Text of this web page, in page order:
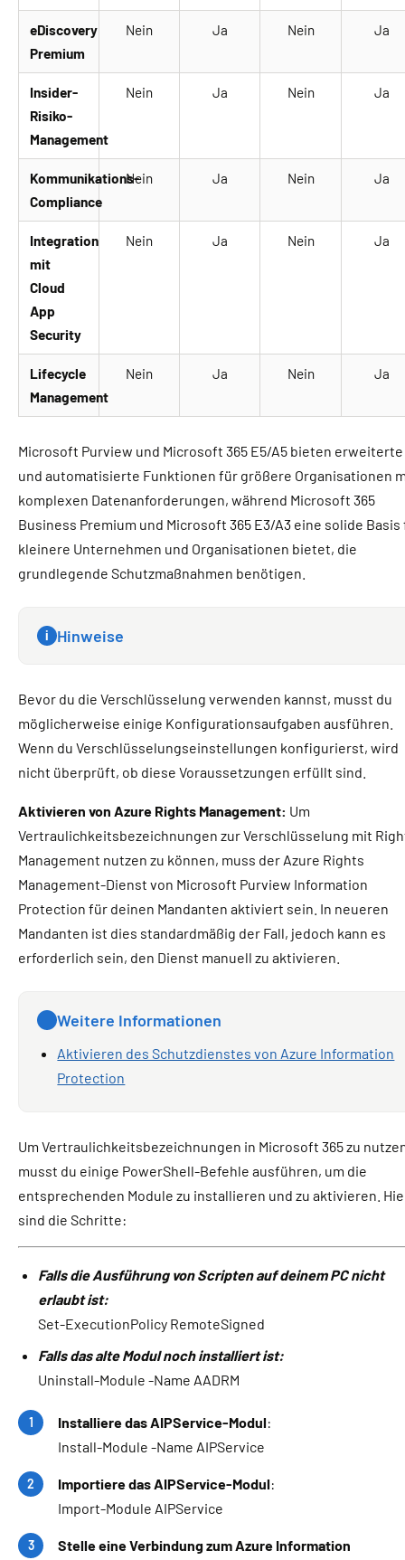
eDiscovery
Premium
Nein Ja Nein Ja
Insider-
Risiko-
Management
Nein Ja Nein Ja
Kommunikations-
Compliance
Nein Ja Nein Ja
Integration
mit
Cloud
App
Security
Nein Ja Nein Ja
Lifecycle
Management
Nein Ja Nein Ja
Microsoft Purview und Microsoft 365 E5/A5 bieten erweiterte
und automatisierte Funktionen für größere Organisationen
komplexen Datenanforderungen, während Microsoft 365
Business Premium und Microsoft 365 E3/A3 eine solide Basis
kleinere Unternehmen und Organisationen bietet, die
grundlegende Schutzmaßnahmen benötigen.
i Hinweise
Bevor du die Verschlüsselung verwenden kannst, musst du
möglicherweise einige Konfigurationsaufgaben ausführen.
Wenn du Verschlüsselungseinstellungen konfigurierst, wird
nicht überprüft, ob diese Voraussetzungen erfüllt sind.
Aktivieren von Azure Rights Management: Um
Vertraulichkeitsbezeichnungen zur Verschlüsselung mit
Management nutzen zu können, muss der Azure Rights
Management-Dienst von Microsoft Purview Information
Protection für deinen Mandanten aktiviert sein. In neueren
Mandanten ist dies standardmäßig der Fall, jedoch kann es
erforderlich sein, den Dienst manuell zu aktivieren.
Weitere Informationen
Aktivieren des Schutzdienstes von Azure Information
Protection
Um Vertraulichkeitsbezeichnungen in Microsoft 365 zu
musst du einige PowerShell-Befehle ausführen, um die
entsprechenden Module zu installieren und zu aktivieren.
sind die Schritte:
Falls die Ausführung von Scripten auf deinem PC nicht
erlaubt ist:
Set-ExecutionPolicy RemoteSigned
Falls das alte Modul noch installiert ist:
Uninstall-Module -Name AADRM
Installiere das AIPService-Modul:
Install-Module -Name AIPService
Importiere das AIPService-Modul:
Import-Module AIPService
Stelle eine Verbindung zum Azure Information